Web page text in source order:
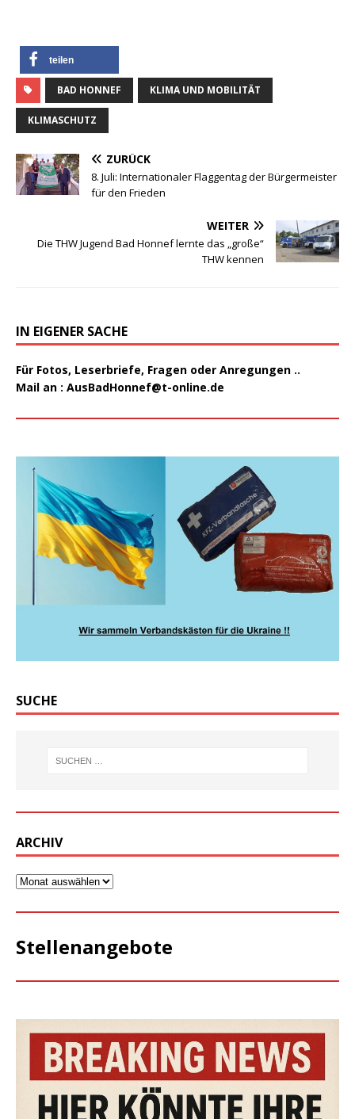
teilen
BAD HONNEF KLIMA UND MOBILITÄT
KLIMASCHUTZ
ZURÜCK
8. Juli: Internationaler Flaggentag der Bürgermeister
für den Frieden
WEITER
Die THW Jugend Bad Honnef lernte das „große“
THW kennen
IN EIGENER SACHE
Für Fotos, Leserbriefe, Fragen oder Anregungen ..
Mail an : AusBadHonnef@t-online.de
SUCHE
ARCHIV
Stellenangebote